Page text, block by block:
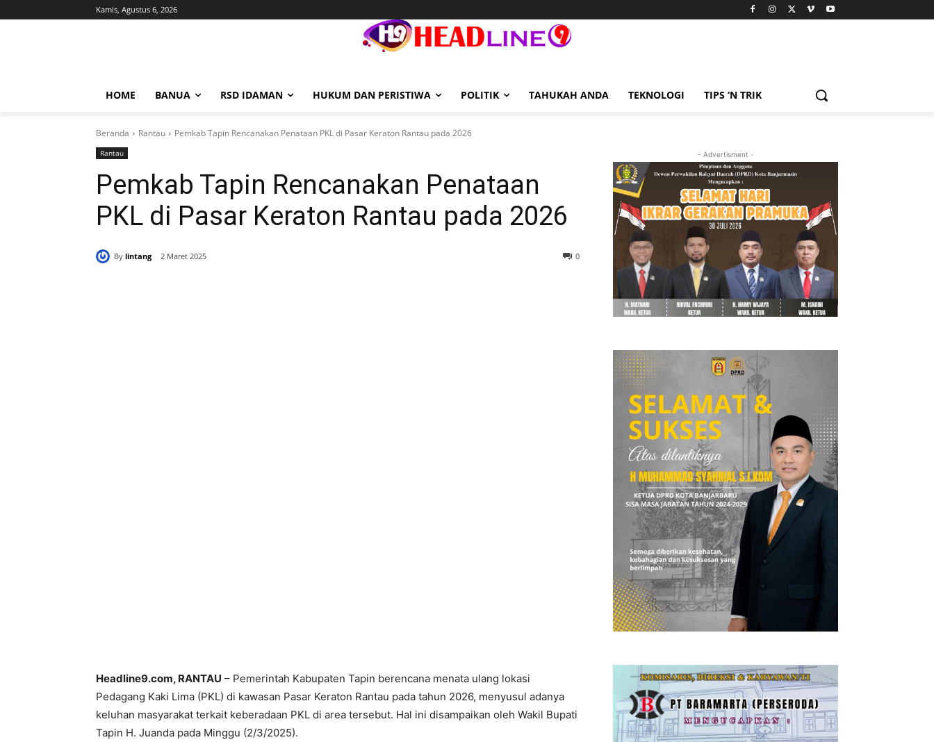
Kamis, Agustus 6, 2026
HOME BANUA RSD IDAMAN HUKUM DAN PERISTIWA POLITIK TAHUKAH ANDA TEKNOLOGI TIPS ‘N TRIK
Beranda Rantau Pemkab Tapin Rencanakan Penataan PKL di Pasar Keraton Rantau pada 2026
Rantau
Pemkab Tapin Rencanakan Penataan
PKL di Pasar Keraton Rantau pada 2026
By lintang 2 Maret 2025 0
Headline9.com, RANTAU – Pemerintah Kabupaten Tapin berencana menata ulang lokasi
Pedagang Kaki Lima (PKL) di kawasan Pasar Keraton Rantau pada tahun 2026, menyusul adanya
keluhan masyarakat terkait keberadaan PKL di area tersebut. Hal ini disampaikan oleh Wakil Bupati
Tapin H. Juanda pada Minggu (2/3/2025).
- Advertisment -